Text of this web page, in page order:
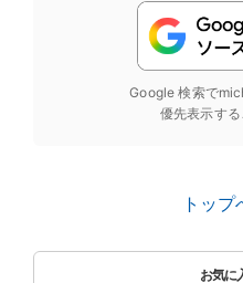
Google 検索で
優先表示す
トップ